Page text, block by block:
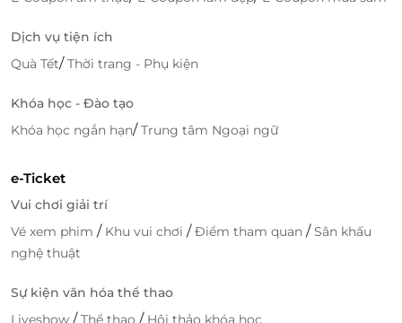
Chi tiết vé vào cổng áp dụng tại
Deal là vé vào cổng KidZania Hà Nội dành cho trẻ từ
3-15 tuổi, có thời lượng trải nghiệm là 4 tiếng. Vé áp
dụng khi mua trên nền tảng LifeLink - đơn giản,
nhanh chóng và nhận voucher điện tử ngay sau
khách có thể linh hoạt lên lịch cho bé tham gia bất
cứ lúc nào.
Dịch vụ tiện ích
Quà Tết/Thời trang - Phụ kiện
Khóa học - Đào tạo
Khóa học ngắn hạn/Trung tâm Ngoại ngữ
e-Ticket
Vui chơi giải trí
Vé xem phim / Khu vui chơi /Điểm tham quan /Sân khấu
nghệ thuật
Sự kiện văn hóa thể thao
Liveshow /Thể thao / Hội thảo khóa học